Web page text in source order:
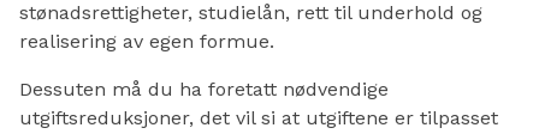
stønadsrettigheter, studielån, rett til underhold og
realisering av egen formue.
Dessuten må du ha foretatt nødvendige
utgiftsreduksjoner, det vil si at utgiftene er tilpasset